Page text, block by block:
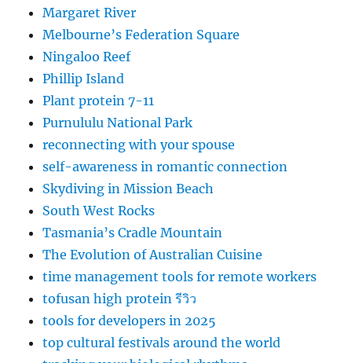
Margaret River
Melbourne’s Federation Square
Ningaloo Reef
Phillip Island
Plant protein 7-11
Purnululu National Park
reconnecting with your spouse
self-awareness in romantic connection
Skydiving in Mission Beach
South West Rocks
Tasmania’s Cradle Mountain
The Evolution of Australian Cuisine
time management tools for remote workers
tofusan high protein รีวิว
tools for developers in 2025
top cultural festivals around the world